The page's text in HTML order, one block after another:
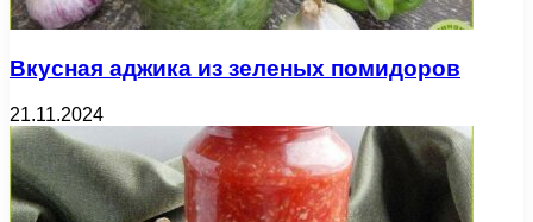
Вкусная аджика из зеленых помидоров
21.11.2024